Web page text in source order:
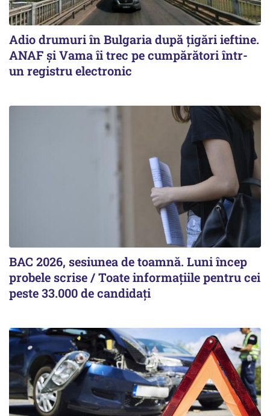
Adio drumuri în Bulgaria după țigări ieftine.
ANAF și Vama îi trec pe cumpărători într-
un registru electronic
BAC 2026, sesiunea de toamnă. Luni încep
probele scrise / Toate informațiile pentru cei
peste 33.000 de candidați